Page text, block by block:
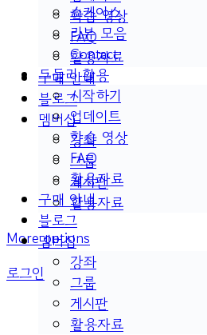
학습 영상
FAQ
활용자료
구매 안내
블로그
멤버십
강좌
그룹
게시판
활용자료
More options
로그인
쇼케이스
리뷰 모음
Contact
두들리 활용
시작하기
업데이트
학습 영상
FAQ
활용자료
구매 안내
블로그
멤버십
강좌
그룹
게시판
활용자료